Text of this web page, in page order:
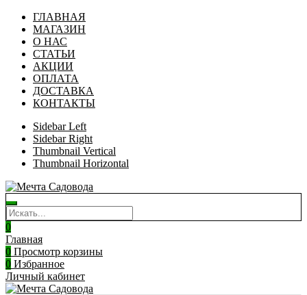
ГЛАВНАЯ
МАГАЗИН
О НАС
СТАТЬИ
АКЦИИ
ОПЛАТА
ДОСТАВКА
КОНТАКТЫ
Sidebar Left
Sidebar Right
Thumbnail Vertical
Thumbnail Horizontal
0
Главная
0 Просмотр корзины
0 Избранное
Личный кабинет